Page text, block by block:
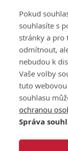
Pokud
souhlasíte s
stránky a pro
odmítnout,
nebudou k
Vaše volby
tuto webovou
souhlasu
ochranou
Správa
GolfExtra
Ceník
Premium
Doporučené
Editor
Honza Fait
+420 723 898